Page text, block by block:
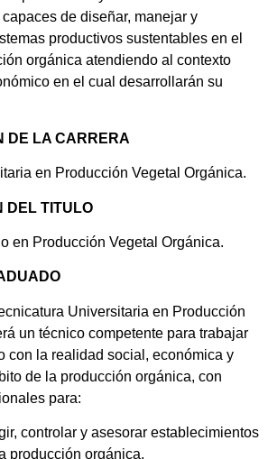
de diseñar, manejar y
productivos sustentables en el
orgánica atendiendo al contexto
en el cual desarrollarán su
DE LA CARRERA
en Producción Vegetal Orgánica.
DEL TITULO
en Producción Vegetal Orgánica.
Universitaria en Producción
un técnico competente para trabajar
con la realidad social, económica y
de la producción orgánica, con
para:
controlar y asesorar establecimientos
producción orgánica.